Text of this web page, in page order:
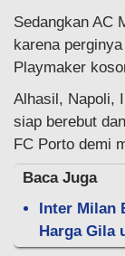
Sedangkan AC
karena
Playmaker
Alhasil, Napoli,
siap berebut
FC Porto demi
Baca Juga
Inter Milan
Harga Gila